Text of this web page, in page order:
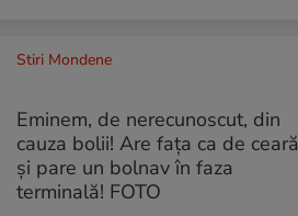
Stiri Mondene
Eminem, de nerecunoscut, din
cauza bolii! Are fața ca de ceară
și pare un bolnav în faza
terminală! FOTO